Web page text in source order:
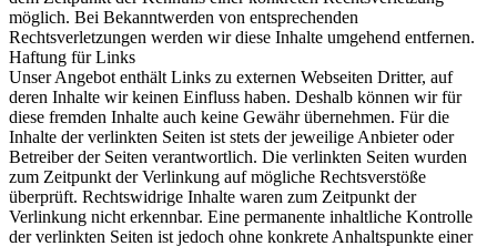
möglich. Bei Bekanntwerden von entsprechenden
Rechtsverletzungen werden wir diese Inhalte umgehend entfernen.
Haftung für Links
Unser Angebot enthält Links zu externen Webseiten Dritter, auf
deren Inhalte wir keinen Einfluss haben. Deshalb können wir für
diese fremden Inhalte auch keine Gewähr übernehmen. Für die
Inhalte der verlinkten Seiten ist stets der jeweilige Anbieter oder
Betreiber der Seiten verantwortlich. Die verlinkten Seiten wurden
zum Zeitpunkt der Verlinkung auf mögliche Rechtsverstöße
überprüft. Rechtswidrige Inhalte waren zum Zeitpunkt der
Verlinkung nicht erkennbar. Eine permanente inhaltliche Kontrolle
der verlinkten Seiten ist jedoch ohne konkrete Anhaltspunkte einer